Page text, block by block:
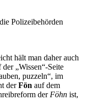
Polizeibehörden
hält man daher auch
„Wissen“-Seite
puzzeln“, im
derFön auf dem
der Föhn ist,